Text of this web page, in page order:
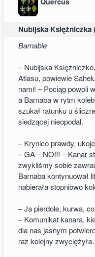
Nubijska Księżniczka
Barnabie
– Nubijska
Atlasu, powiewie
nami! – Pociąg powoli
a Barnaba w rytm
szukał ratunku u
siedzącej nieopodal.
– Krynico prawdy,
– GA – NO!!! – Kanar
zwykliśmy sobie
Barnaba kontynuował
nabierała stopniowo
– Ja pierdole, kurwa,
– Komunikat kanara,
dla nas jasnym
raz kolejny zwyciężyła.